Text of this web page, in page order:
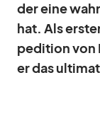
der eine
hat. Als
pe­di­tion von
er das